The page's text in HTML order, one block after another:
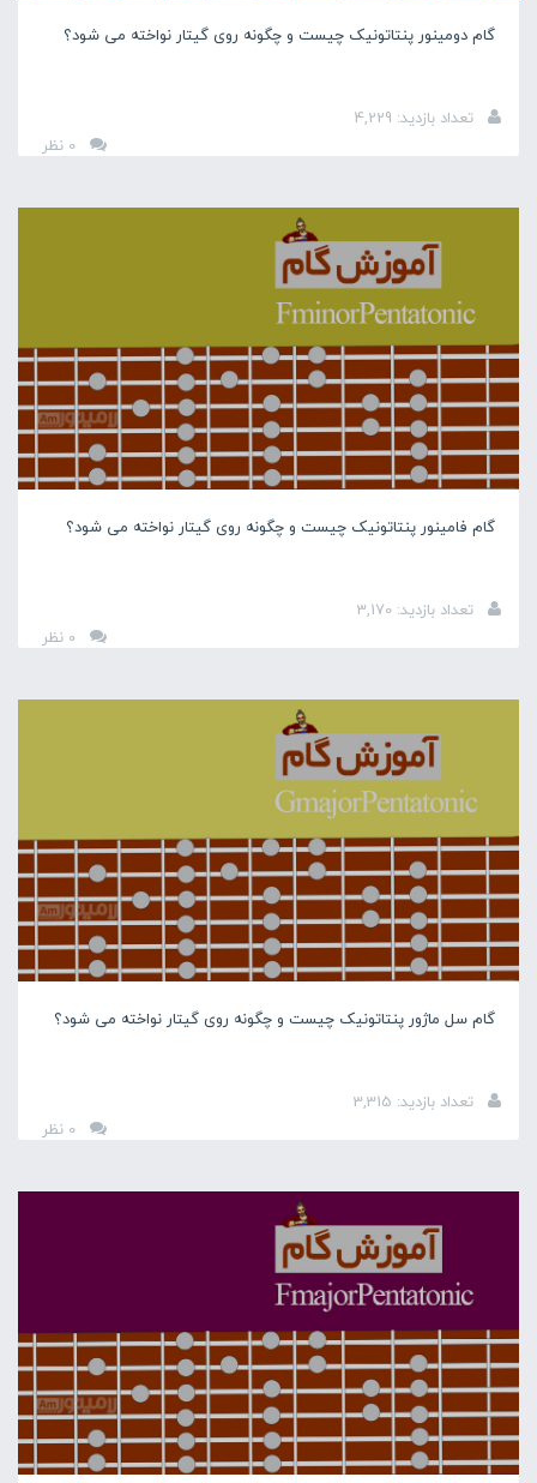
گام دومینور پنتاتونیک چیست و چگونه روی گیتار نواخته می شود؟
تعداد بازدید: 4,229
گام فامینور پنتاتونیک چیست و چگونه روی گیتار نواخته می شود؟
تعداد بازدید: 3,170
گام سل ماژور پنتاتونیک چیست و چگونه روی گیتار نواخته می شود؟
تعداد بازدید: 3,315